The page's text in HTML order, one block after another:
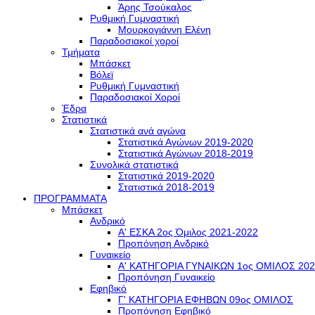
Άρης Τσούκαλος
Ρυθμική Γυμναστική
Μουρκογιάννη Ελένη
Παραδοσιακοί χοροί
Τμήματα
Μπάσκετ
Βόλεϊ
Ρυθμική Γυμναστική
Παραδοσιακοί Χοροί
Έδρα
Στατιστικά
Στατιστικά ανά αγώνα
Στατιστικά Αγώνων 2019-2020
Στατιστικά Αγώνων 2018-2019
Συνολικά στατιστικά
Στατιστικά 2019-2020
Στατιστικά 2018-2019
ΠΡΟΓΡΑΜΜΑΤΑ
Μπάσκετ
Ανδρικό
Α' ΕΣΚΑ 2ος Όμιλος 2021-2022
Προπόνηση Ανδρικό
Γυναικείο
Α' ΚΑΤΗΓΟΡΙΑ ΓΥΝΑΙΚΩΝ 1ος ΟΜΙΛΟΣ
Προπόνηση Γυναικείο
Εφηβικό
Γ' ΚΑΤΗΓΟΡΙΑ ΕΦΗΒΩΝ 09ος ΟΜΙΛΟΣ
Προπόνηση Εφηβικό